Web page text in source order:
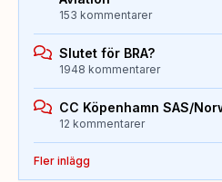
153 kommentarer
Slutet för BRA?
1948 kommentarer
CC Köpenhamn SAS/
12 kommentarer
Fler inlägg